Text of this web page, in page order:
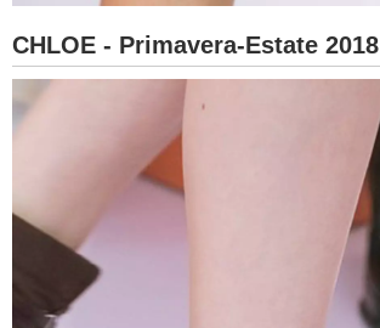
CHLOE - Primavera-Estate 2018